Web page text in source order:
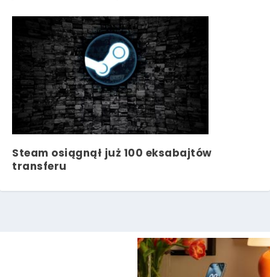
Steam osiągnął już 100 eksabajtów
transferu